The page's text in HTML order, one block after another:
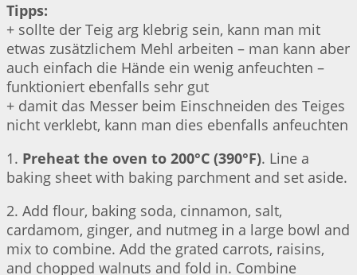
Tipps:
+ sollte der Teig arg klebrig sein, kann man mit
etwas zusätzlichem Mehl arbeiten – man kann aber
auch einfach die Hände ein wenig anfeuchten –
funktioniert ebenfalls sehr gut
+ damit das Messer beim Einschneiden des Teiges
nicht verklebt, kann man dies ebenfalls anfeuchten
1. Preheat the oven to 200°C (390°F). Line a
baking sheet with baking parchment and set aside.
2. Add flour, baking soda, cinnamon, salt,
cardamom, ginger, and nutmeg in a large bowl and
mix to combine. Add the grated carrots, raisins,
and chopped walnuts and fold in. Combine